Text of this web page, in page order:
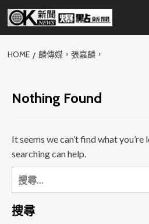
Skip
content
HOME 麟傳媒，張嘉麟，
Nothing Found
It seems we can’t find what
searching can help.
搜
尋
關
鍵
搜尋